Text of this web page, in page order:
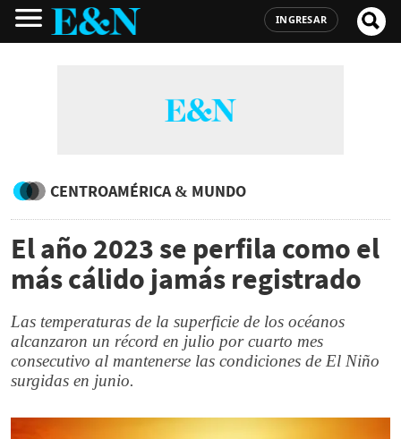
INGRESAR
CENTROAMÉRICA & MUNDO
El año 2023 se perfila como el
más cálido jamás registrado
Las temperaturas de la superficie de los océanos
alcanzaron un récord en julio por cuarto mes
consecutivo al mantenerse las condiciones de El Niño
surgidas en junio.